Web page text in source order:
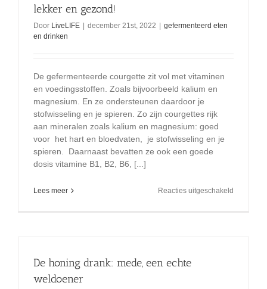
lekker en gezond!
Door LiveLIFE | december 21st, 2022 | gefermenteerd eten
en drinken
De gefermenteerde courgette zit vol met vitaminen
en voedingsstoffen. Zoals bijvoorbeeld kalium en
magnesium. En ze ondersteunen daardoor je
stofwisseling en je spieren. Zo zijn courgettes rijk
aan mineralen zoals kalium en magnesium: goed
voor het hart en bloedvaten, je stofwisseling en je
spieren. Daarnaast bevatten ze ook een goede
dosis vitamine B1, B2, B6, [...]
Lees meer Reacties uitgeschakeld
De honing drank: mede, een echte
weldoener